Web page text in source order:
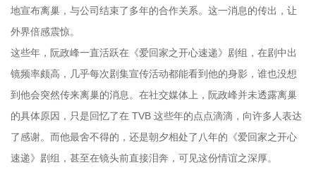
地宣布离巢，与公司结束了多年的合作关系。这一消息的传出，让
外界倍感震惊。
这些年，阮政峰一直活跃在《爱回家之开心速递》剧组，在剧中出
镜频率颇高，几乎每次剧集宣传活动都能看到他的身影，谁也没想
到他会突然传来离巢的消息。在社交媒体上，阮政峰并未透露离巢
的具体原因，只是回忆了在 TVB 这些年的点点滴滴，向许多人表达
了感谢。而他最舍不得的，还是朝夕相处了八年的《爱回家之开心
速递》剧组，甚至在镜头前直接泪奔，可见这份情谊之深厚。